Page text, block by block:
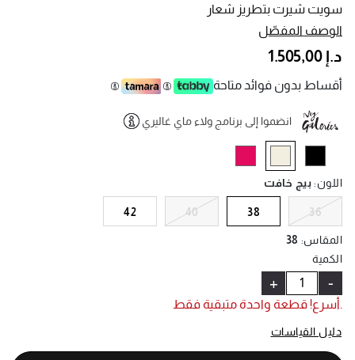
سويت شيرت بتطريز شعار
الوصف المفصّل
د.إ 1.505,00
أقساط بدون فوائد متاحة
انضموا إلى برنامج ولاء ماي غاليري
selected اللون:بيج خافت
36
38
40
42
المقاس:
38
الكمية
-
+
.أسرع! قطعة واحدة متبقية فقط
دليل القياسات